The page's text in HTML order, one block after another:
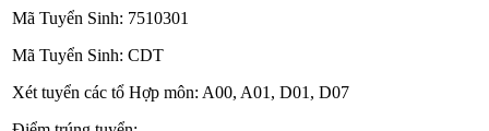
Mã Tuyển Sinh: 7510301
Mã Tuyển Sinh: CDT
Xét tuyển các tổ Hợp môn: A00, A01, D01, D07